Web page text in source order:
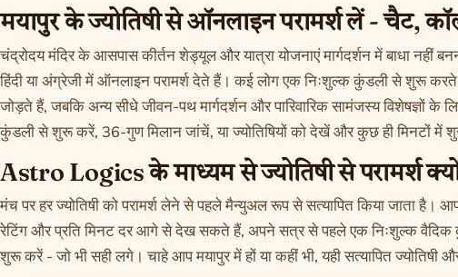
मयापुर के ज्योतिषी से ऑनलाइन परामर्श लें - चैट,
चंद्रोदय मंदिर के आसपास कीर्तन शेड्यूल और यात्रा योजनाएं मार्गदर्शन में बाधा नहीं
हिंदी या अंग्रेजी में ऑनलाइन परामर्श देते हैं। कई लोग एक निःशुल्क कुंडली से शुरू
जोड़ते हैं, जबकि अन्य सीधे जीवन-पथ मार्गदर्शन और पारिवारिक सामंजस्य विशेषज्ञों के
कुंडलीसे शुरू करें, 36-गुण मिलानजांचें, याज्योतिषियों को देखेंऔर कुछ ही मिनटों में
Astro Logics के माध्यम से ज्योतिषी से परामर्श
मंच पर हर ज्योतिषी को परामर्श लेने से पहले मैन्युअल रूप से सत्यापित किया जाता है।
रेटिंग और प्रति मिनट दर आगे से देख सकते हैं, अपने सत्र से पहले एक निःशुल्क वैदिक
शुरू करें - जो भी सही लगे। चाहे आप मयापुर में हों या कहीं भी, यही सत्यापित